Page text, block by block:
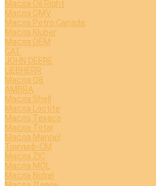
Масла Oil Right
Масла OMV
Масла Petro Canada
Масла Kluber
Масла OEM
CAT
JOHN DEERE
LIEBHERR
Масла Q8
AMBRA
Масла Shell
Масла Loctite
Масла Texaco
Масла Total
Масла Mannol
Триумф-СМ
Масла ZIC
Масла MOL
Масла Nobel